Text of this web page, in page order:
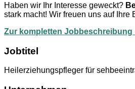
Haben wir Ihr Interesse geweckt?
stark macht! Wir freuen uns auf Ihre
Zur kompletten
Jobtitel
Heilerziehungspfleger für